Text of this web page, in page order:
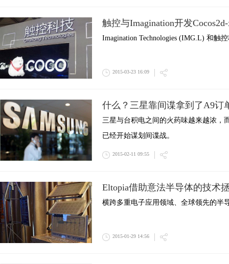
触控与Imagination开发
Imagination Technologies (IMG.L) 和触
2015-03-23 16:09
什么？三星靠间谍拿到了A9订
三星与台积电之间的火药味越来越浓，
已经开始谋划间谍战。
2015-02-11 09:55
Eltopia借助意法半导体的技术
横跨多重电子应用领域、全球领先的半
2015-01-29 14:56